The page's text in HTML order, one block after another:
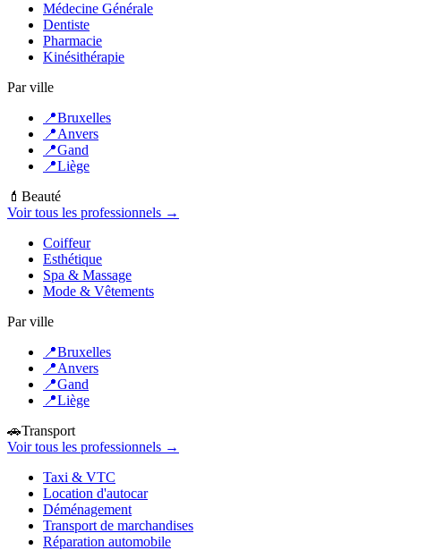
Médecine Générale
Dentiste
Pharmacie
Kinésithérapie
Par ville
📍Bruxelles
📍Anvers
📍Gand
📍Liège
💄 Beauté
Voir tous les professionnels →
Coiffeur
Esthétique
Spa & Massage
Mode & Vêtements
Par ville
📍Bruxelles
📍Anvers
📍Gand
📍Liège
🚗Transport
Voir tous les professionnels →
Taxi & VTC
Location d'autocar
Déménagement
Transport de marchandises
Réparation automobile